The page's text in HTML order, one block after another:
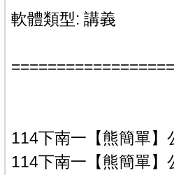
軟體類型: 講義
114下南一【熊簡單】
114下南一【熊簡單】